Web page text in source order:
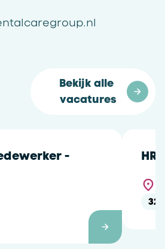
Bekijk alle
vacatures
-
HR
32